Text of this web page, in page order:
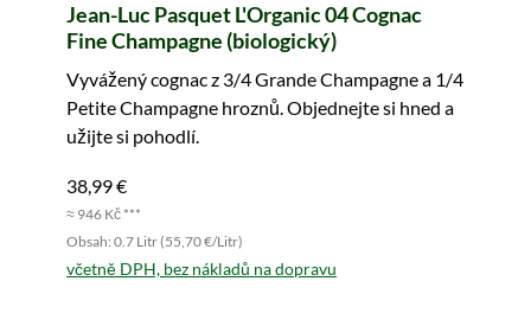
Jean-Luc Pasquet L'Organic 04 Cognac
Fine Champagne (biologický)
Vyvážený cognac z 3/4 Grande Champagne a 1/4
Petite Champagne hroznů. Objednejte si hned a
užijte si pohodlí.
38,99 €
≈ 946 Kč ***
Obsah: 0.7 Litr (55,70 €/Litr)
včetně DPH, bez nákladů na dopravu